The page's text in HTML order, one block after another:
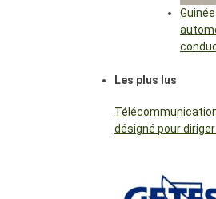
Les plus lus
désigné pour diriger